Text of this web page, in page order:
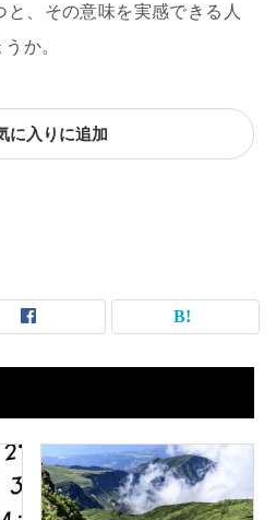
、その意味を実感できる人
か。
に入りに追加